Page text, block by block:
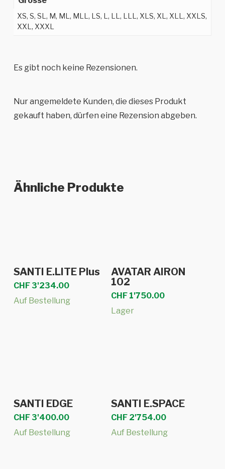
XS, S, SL, M, ML, MLL, LS, L, LL, LLL, XLS, XL, XLL, XXLS,
XXL, XXXL
Es gibt noch keine Rezensionen.
Nur angemeldete Kunden, die dieses Produkt
gekauft haben, dürfen eine Rezension abgeben.
Ähnliche Produkte
In den Warenkorb
SANTI E.LITE Plus
CHF3'234.00
Auf Bestellung
Ausführung
wählen
Produkt
weist
mehrere
der
Produktseite
gewählt
AVATAR AIRON
102
CHF 1'750.00
Lager
In den Warenkorb
SANTI EDGE
CHF3'400.00
Auf Bestellung
In den Warenkorb
SANTI E.SPACE
CHF 2'754.00
Auf Bestellung